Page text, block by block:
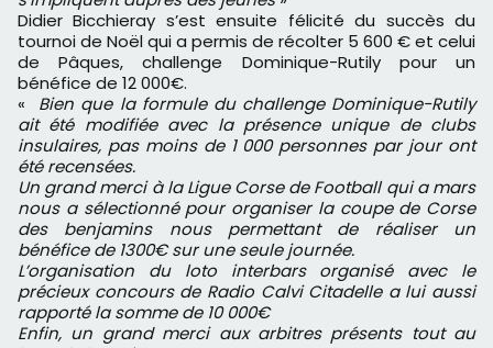
Didier Bicchieray s’est ensuite félicité du succès du
tournoi de Noël qui a permis de récolter 5 600 € et celui
de Pâques, challenge Dominique-Rutily pour un
bénéfice de 12 000€.
« Bien que la formule du challenge Dominique-Rutily
ait été modifiée avec la présence unique de clubs
insulaires, pas moins de 1 000 personnes par jour ont
été recensées.
Un grand merci à la Ligue Corse de Football qui a mars
nous a sélectionné pour organiser la coupe de Corse
des benjamins nous permettant de réaliser un
bénéfice de 1300€ sur une seule journée.
L’organisation du loto interbars organisé avec le
précieux concours de Radio Calvi Citadelle a lui aussi
rapporté la somme de 10 000€
Enfin, un grand merci aux arbitres présents tout au